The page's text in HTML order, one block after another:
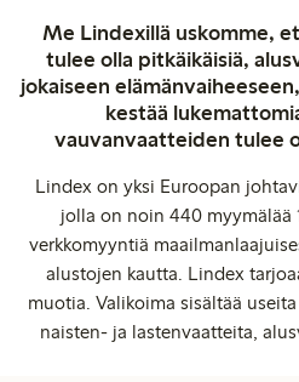
Me Lindexillä uskomme,
tulee olla pitkäikäisiä,
jokaiseen
kestää
vauvanvaatteiden tulee
Lindex on yksi Euroopan
jolla on noin 440 myymälää
verkkomyyntiä
alustojen kautta. Lindex
muotia. Valikoima sisältää
naisten- ja lastenvaatteita,